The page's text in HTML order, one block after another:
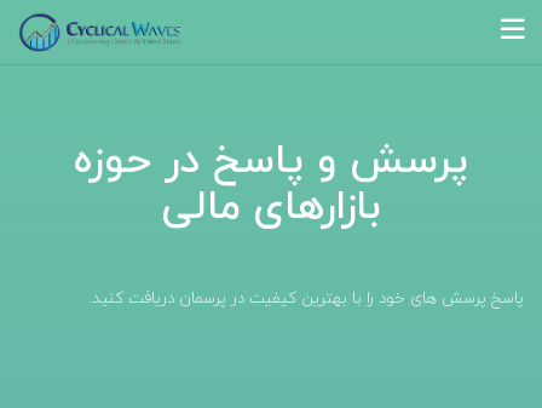
پرسش و پاسخ در حوزه
بازارهای مالی
پاسخ پرسش های خود را با بهترین کیفیت در پرسمان دریافت کنید.